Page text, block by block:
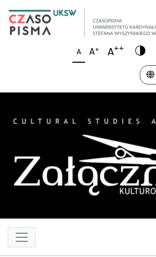
A A+ A++